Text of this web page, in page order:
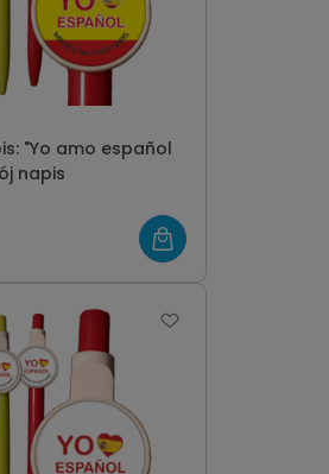
"Yo amo español
napis